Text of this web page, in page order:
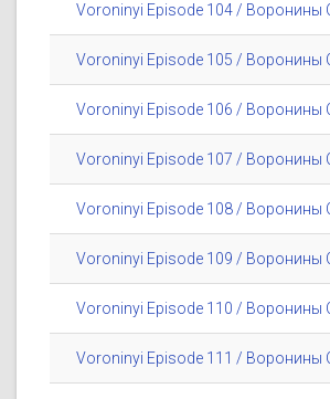
Voroninyi Episode 104 / Воронины
Voroninyi Episode 105 / Воронины
Voroninyi Episode 106 / Воронины
Voroninyi Episode 107 / Воронины
Voroninyi Episode 108 / Воронины
Voroninyi Episode 109 / Воронины
Voroninyi Episode 110 / Воронины
Voroninyi Episode 111 / Воронины